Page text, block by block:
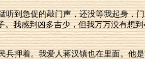
到急促的敲门声，还没等我起身，
我感到凶多吉少，但我万万没有想
押着。我爱人蒋汉镇也在里面。他